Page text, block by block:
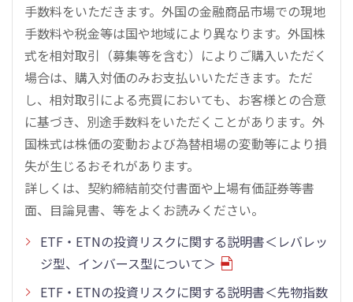
手数料をいただきます。外国の金融商品市場での現地
手数料や税金等は国や地域により異なります。外国株
式を相対取引（募集等を含む）によりご購入いただく
場合は、購入対価のみお支払いいただきます。ただ
し、相対取引による売買においても、お客様との合意
に基づき、別途手数料をいただくことがあります。外
国株式は株価の変動および為替相場の変動等により損
失が生じるおそれがあります。
詳しくは、契約締結前交付書面や上場有価証券等書
面、目論見書、等をよくお読みください。
ETF・ETNの投資リスクに関する説明書＜レバレッ
ジ型、インバース型について＞
ETF・ETNの投資リスクに関する説明書＜先物指数